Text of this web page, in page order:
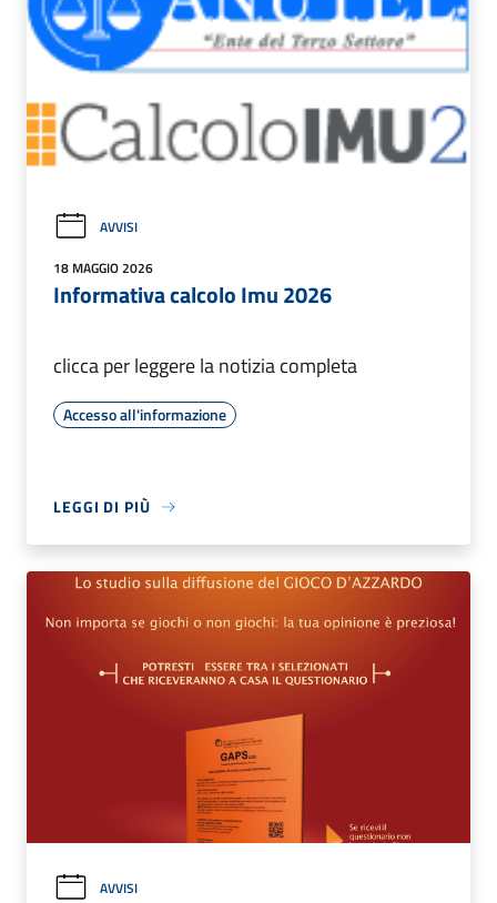
AVVISI
18 MAGGIO 2026
Informativa calcolo Imu 2026
clicca per leggere la notizia completa
Accesso all'informazione
LEGGI DI PIÙ
AVVISI